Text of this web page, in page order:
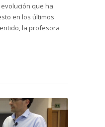
que ha
en los últimos
la profesora